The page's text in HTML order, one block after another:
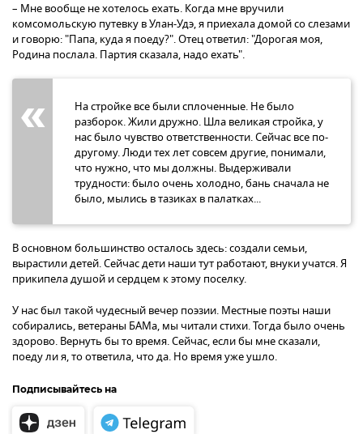
– Мне вообще не хотелось ехать. Когда мне вручили
комсомольскую путевку в Улан-Удэ, я приехала домой со слезами
и говорю: "Папа, куда я поеду?". Отец ответил: "Дорогая моя,
Родина послала. Партия сказала, надо ехать".
На стройке все были сплоченные. Не было
разборок. Жили дружно. Шла великая стройка, у
нас было чувство ответственности. Сейчас все по-
другому. Люди тех лет совсем другие, понимали,
что нужно, что мы должны. Выдерживали
трудности: было очень холодно, бань сначала не
было, мылись в тазиках в палатках...
В основном большинство осталось здесь: создали семьи,
вырастили детей. Сейчас дети наши тут работают, внуки учатся. Я
прикипела душой и сердцем к этому поселку.
У нас был такой чудесный вечер поэзии. Местные поэты наши
собирались, ветераны БАМа, мы читали стихи. Тогда было очень
здорово. Вернуть бы то время. Сейчас, если бы мне сказали,
поеду ли я, то ответила, что да. Но время уже ушло.
Подписывайтесь на